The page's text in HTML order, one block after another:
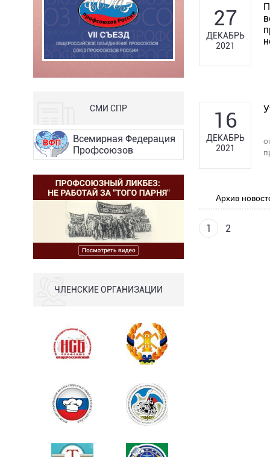
СМИ СПР
Всемирная Федерация
Профсоюзов
ЧЛЕНСКИЕ ОРГАНИЗАЦИИ
27
ДЕКАБРЬ
2021
16
ДЕКАБРЬ
2021
Архив
1 2